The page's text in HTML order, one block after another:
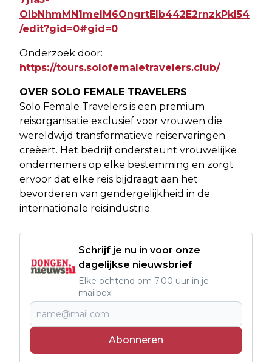
OIbNhmMN1meIM6OngrtElb442E2rnzkPkl54
/edit?gid=0#gid=0
Onderzoek door:
https://tours.solofemaletravelers.club/
OVER SOLO FEMALE TRAVELERS
Solo Female Travelers is een premium
reisorganisatie exclusief voor vrouwen die
wereldwijd transformatieve reiservaringen
creëert. Het bedrijf ondersteunt vrouwelijke
ondernemers op elke bestemming en zorgt
ervoor dat elke reis bijdraagt aan het
bevorderen van gendergelijkheid in de
internationale reisindustrie.
Schrijf je nu in voor onze
dagelijkse nieuwsbrief
Elke ochtend om 7.00 uur in je
mailbox
Abonneren